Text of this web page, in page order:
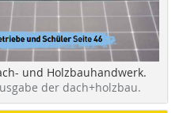
und Holzbauhandwerk.
der dach+holzbau.